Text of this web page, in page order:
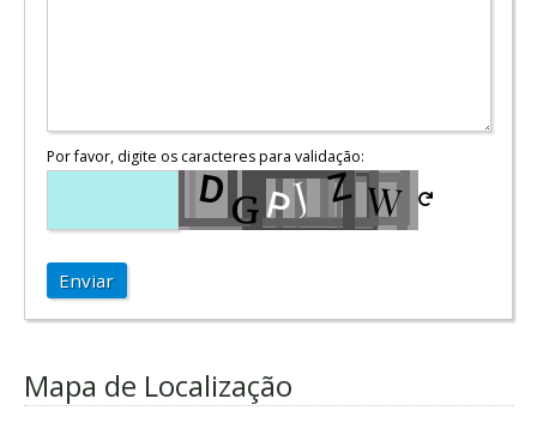
Por favor, digite os caracteres para validação:
Enviar
Mapa de Localização